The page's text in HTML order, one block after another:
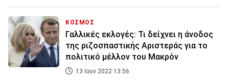
ΚΟΣΜΟΣ
Γαλλικές εκλογές: Τι δείχνει η άνοδος
της ριζοσπαστικής Αριστεράς για το
πολιτικό μέλλον του Μακρόν
13 Ιουν 2022 13:56